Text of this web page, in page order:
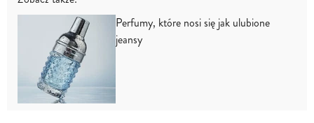
Perfumy, które nosi się jak ulubione
jeansy